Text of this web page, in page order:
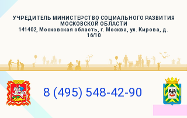
УЧРЕДИТЕЛЬ МИНИСТЕРСТВО СОЦИАЛЬНОГО РАЗВИТИЯ
МОСКОВСКОЙ ОБЛАСТИ
141402, Московская область, г. Москва, ул. Кирова, д.
16/10
8 (495) 548-42-90